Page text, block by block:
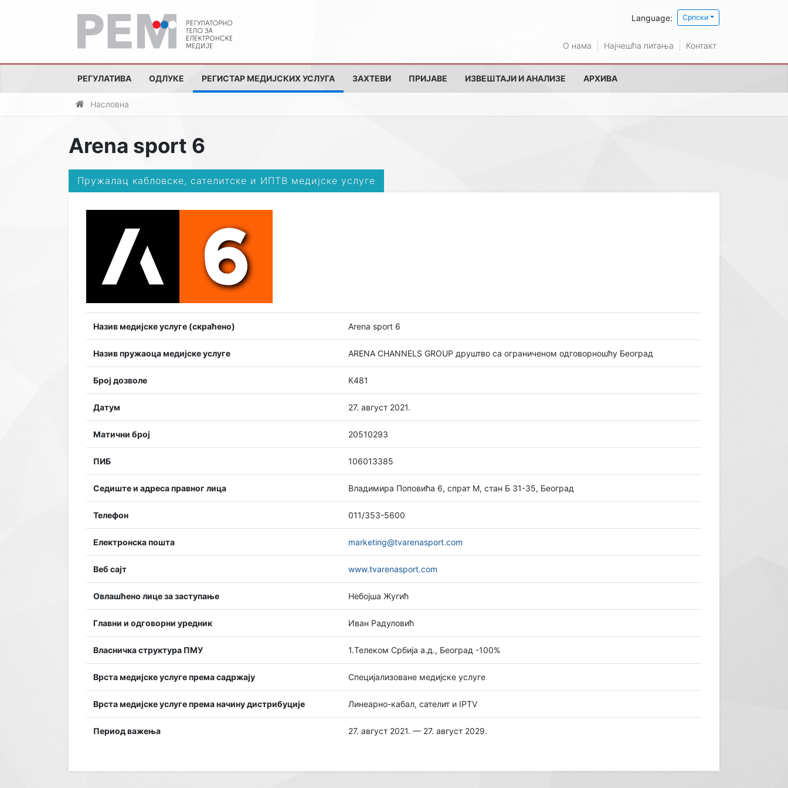
Language: Српски
О нама Најчешћа питања Контакт
РЕГУЛАТИВА ОДЛУКЕ РЕГИСТАР МЕДИЈСКИХ УСЛУГА ЗАХТЕВИ ПРИЈАВЕ ИЗВЕШТАЈИ И АНАЛИЗЕ АРХИВА
Насловна
Arena sport 6
Пружалац кабловске, сателитске и ИПТВ медијске услуге
Назив медијске услуге (скраћено) Arena sport 6
Назив пружаоца медијске услуге ARENA CHANNELS GROUP друштво са ограниченом одговорношћу Београд
Број дозволе К481
Датум 27. август 2021.
Матични број 20510293
ПИБ 106013385
Седиште и адреса правног лица Владимира Поповића 6, спрат М, стан Б 31-35, Београд
Телефон 011/353-5600
Електронска пошта marketing@tvarenasport.com
Веб сајт www.tvarenasport.com
Овлашћено лице за заступање Небојша Жугић
Главни и одговорни уредник Иван Радуловић
Власничка структура ПМУ 1.Телеком Србија а.д., Београд -100%
Врста медијске услуге према садржају Специјализоване медијске услуге
Врста медијске услуге према начину дистрибуције Линеарно-кабал, сателит и IPTV
Период важења 27. август 2021. — 27. август 2029.